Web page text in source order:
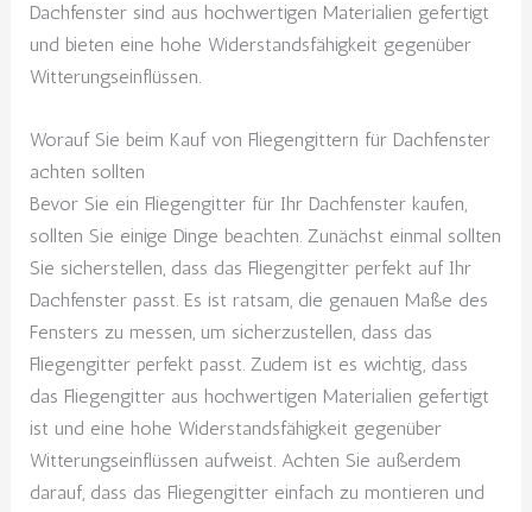
Dachfenster sind aus hochwertigen Materialien gefertigt
und bieten eine hohe Widerstandsfähigkeit gegenüber
Witterungseinflüssen.
Worauf Sie beim Kauf von Fliegengittern für Dachfenster
achten sollten
Bevor Sie ein Fliegengitter für Ihr Dachfenster kaufen,
sollten Sie einige Dinge beachten. Zunächst einmal sollten
Sie sicherstellen, dass das Fliegengitter perfekt auf Ihr
Dachfenster passt. Es ist ratsam, die genauen Maße des
Fensters zu messen, um sicherzustellen, dass das
Fliegengitter perfekt passt. Zudem ist es wichtig, dass
das Fliegengitter aus hochwertigen Materialien gefertigt
ist und eine hohe Widerstandsfähigkeit gegenüber
Witterungseinflüssen aufweist. Achten Sie außerdem
darauf, dass das Fliegengitter einfach zu montieren und